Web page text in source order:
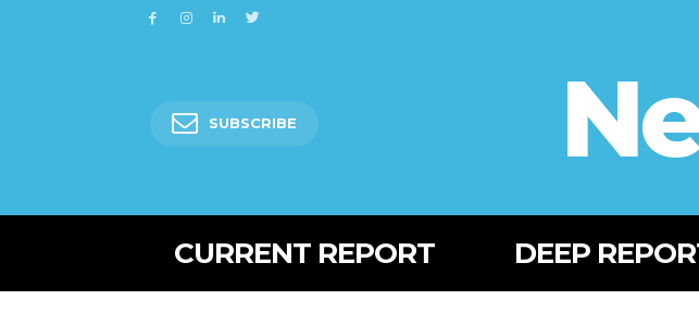
SUBSCRIBE
CURRENT REPORT DEEP